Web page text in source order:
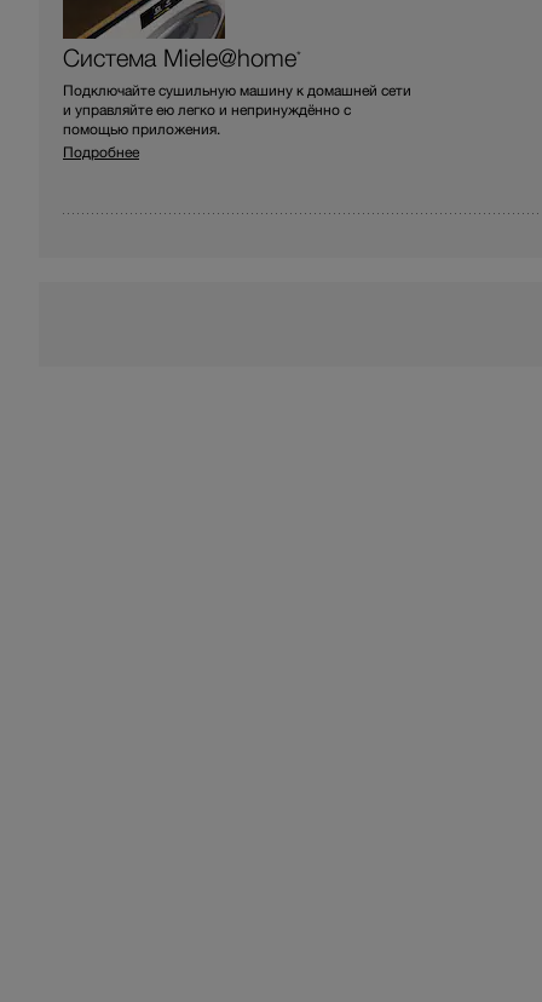
Система Miele@home*
Подключайте сушильную машину к домашней сети
и управляйте ею легко и непринуждённо с
помощью приложения.
Подробнее